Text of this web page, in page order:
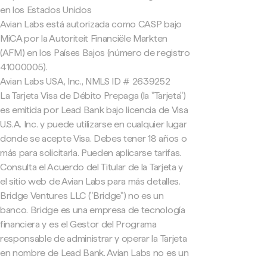
en los Estados Unidos
Avian Labs está autorizada como CASP bajo
MiCA por la Autoriteit Financiële Markten
(AFM) en los Países Bajos (número de registro
41000005).
Avian Labs USA, Inc., NMLS ID # 2639252
La Tarjeta Visa de Débito Prepaga (la "Tarjeta")
es emitida por Lead Bank bajo licencia de Visa
U.S.A. Inc. y puede utilizarse en cualquier lugar
donde se acepte Visa. Debes tener 18 años o
más para solicitarla. Pueden aplicarse tarifas.
Consulta el Acuerdo del Titular de la Tarjeta y
el sitio web de Avian Labs para más detalles.
Bridge Ventures LLC ("Bridge") no es un
banco. Bridge es una empresa de tecnología
financiera y es el Gestor del Programa
responsable de administrar y operar la Tarjeta
en nombre de Lead Bank. Avian Labs no es un